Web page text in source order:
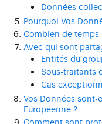
Données
Pourquoi Vos
Combien de temps
Avec qui sont
Entités du
Sous-traitants
Cas
Vos Données
Européenne ?
Comment sont